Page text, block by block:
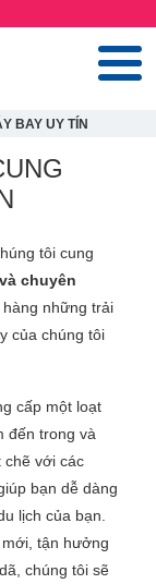
BAY UY TÍN
tôi cung
chuyên
hàng những trải
của chúng tôi
cấp một loạt
đến trong và
chẽ với các
bạn dễ dàng
lịch của bạn.
tận hưởng
chúng tôi sẽ